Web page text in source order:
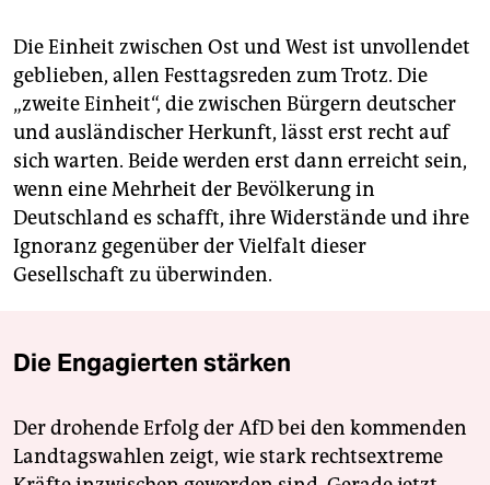
Die Einheit zwischen Ost und West ist unvollendet
geblieben, allen Festtagsreden zum Trotz. Die
„zweite Einheit“, die zwischen Bürgern deutscher
und ausländischer Herkunft, lässt erst recht auf
sich warten. Beide werden erst dann erreicht sein,
wenn eine Mehrheit der Bevölkerung in
Deutschland es schafft, ihre Widerstände und ihre
Ignoranz gegenüber der Vielfalt dieser
Gesellschaft zu überwinden.
Die Engagierten stärken
Der drohende Erfolg der AfD bei den kommenden
Landtagswahlen zeigt, wie stark rechtsextreme